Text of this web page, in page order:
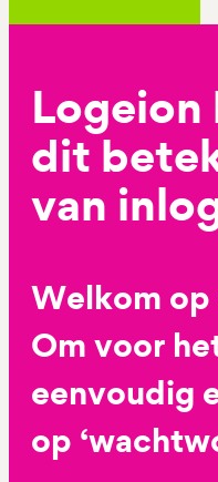
dit
van
Welkom
Om voor
eenvoudig
op